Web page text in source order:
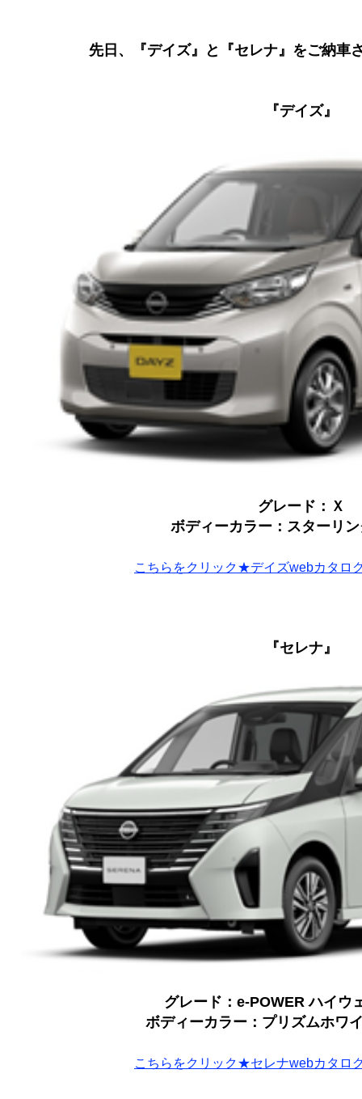
先日、『デイズ』と『セレナ』をご納車
『デイズ』
グレード：Ｘ
ボディーカラー：スターリ
こちらをクリック★デイズwebカタロ
『セレナ』
グレード：e-POWER ハイウ
ボディーカラー：プリズムホワ
こちらをクリック★セレナwebカタロ